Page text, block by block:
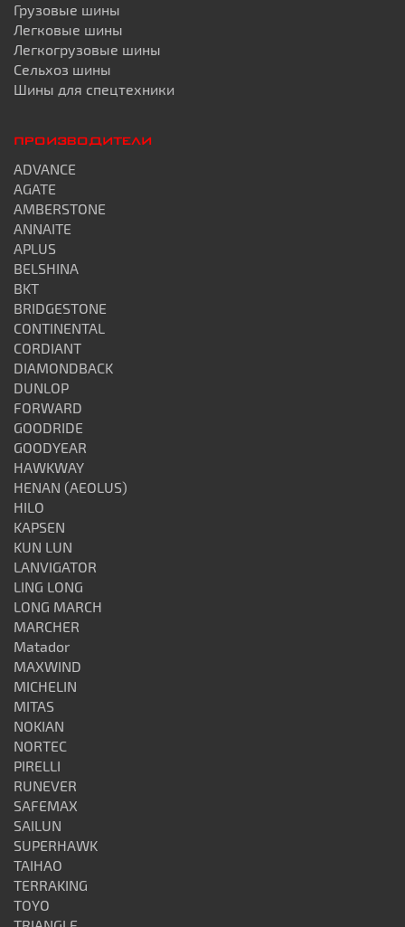
Грузовые шины
Легковые шины
Легкогрузовые шины
Сельхоз шины
Шины для спецтехники
ПРОИЗВОДИТЕЛИ
ADVANCE
AGATE
AMBERSTONE
ANNAITE
APLUS
BELSHINA
BKT
BRIDGESTONE
CONTINENTAL
CORDIANT
DIAMONDBACK
DUNLOP
FORWARD
GOODRIDE
GOODYEAR
HAWKWAY
HENAN (AEOLUS)
HILO
KAPSEN
KUN LUN
LANVIGATOR
LING LONG
LONG MARCH
MARCHER
Matador
MAXWIND
MICHELIN
MITAS
NOKIAN
NORTEC
PIRELLI
RUNEVER
SAFEMAX
SAILUN
SUPERHAWK
TAIHAO
TERRAKING
TOYO